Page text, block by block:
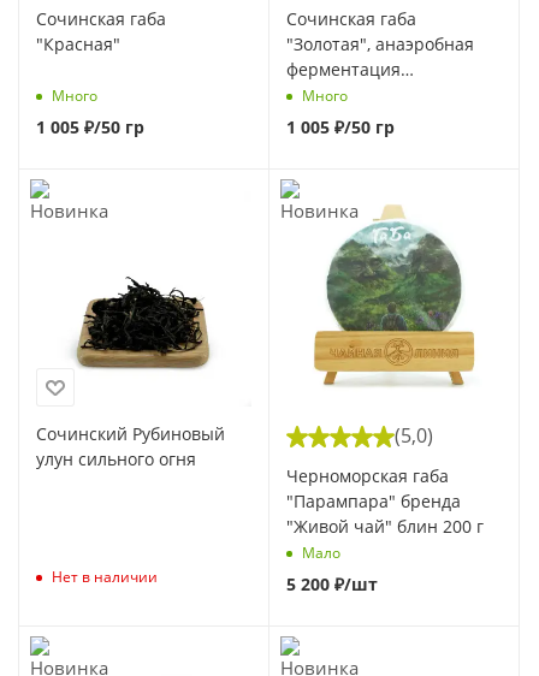
Сочинская габа
"Красная"
Много
1 005 ₽/50 гр
Сочинская габа
"Золотая", анаэробная
ферментация
(Тайваньская технология)
Много
1 005 ₽/50 гр
Сочинский Рубиновый
улун сильного огня
Нет в наличии
(5,0)
Черноморская габа
"Парампара" бренда
"Живой чай" блин 200 г
Мало
5 200 ₽/шт